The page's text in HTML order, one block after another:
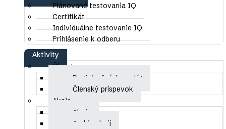
Plánované testovania IQ
Certifikát
Individuálne testovanie IQ
Prihlásenie k odberu
Aktivity
Členstvo
Registračný formulár
Členský príspevok
Akcie
Akcie
Archív akcií